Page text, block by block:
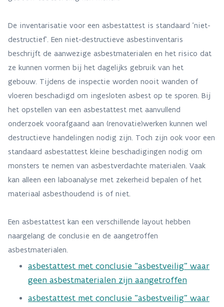
De inventarisatie voor een asbestattest is standaard 'niet-
destructief'. Een niet-destructieve asbestinventaris
beschrijft de aanwezige asbestmaterialen en het risico dat
ze kunnen vormen bij het dagelijks gebruik van het
gebouw. Tijdens de inspectie worden nooit wanden of
vloeren beschadigd om ingesloten asbest op te sporen. Bij
het opstellen van een asbestattest met aanvullend
onderzoek voorafgaand aan (renovatie)werken kunnen wel
destructieve handelingen nodig zijn. Toch zijn ook voor een
standaard asbestattest kleine beschadigingen nodig om
monsters te nemen van asbestverdachte materialen. Vaak
kan alleen een laboanalyse met zekerheid bepalen of het
materiaal asbesthoudend is of niet. ​​​
Een asbestattest kan een verschillende layout hebben
naargelang de conclusie en de aangetroffen
asbestmaterialen.
asbestattest met conclusie "asbestveilig" waar
geen asbestmaterialen zijn aangetroffen
asbestattest met conclusie "asbestveilig" waar